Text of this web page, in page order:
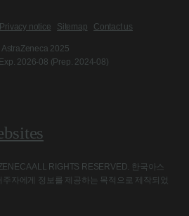
Privacy notice Sitemap Contact us
AstraZeneca 2025
2026-08 (Prep. 2024-08)
ALL RIGHTS RESERVED. 한국아스
자에게 정보를 제공하는 목적으로 제작되었